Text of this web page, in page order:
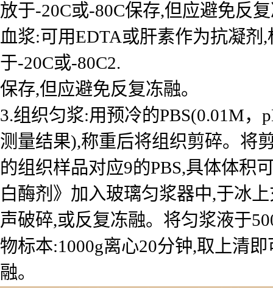
放于-20C或-80C保存,但应避免反
血浆:可用EDTA或肝素作为抗凝剂
于-20C或-80C2.
保存,但应避免反复冻融。
3.组织匀浆:用预冷的PBS(0.01M
测量结果),称重后将组织剪碎。将
的组织样品对应9的PBS,具体体积
白酶剂》加入玻璃匀浆器中,于冰
声破碎,或反复冻融。将匀浆液于
物标本:1000g离心20分钟,取上清
融。